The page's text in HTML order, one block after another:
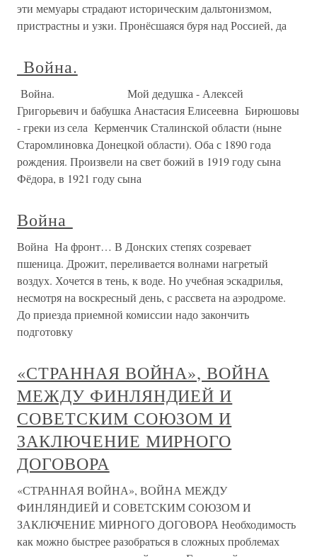
эти мемуары страдают историческим дальтонизмом,
пристрастны и узки. Пронёсшаяся буря над Россией, да
Война.
Война. Мой дедушка - Алексей
Григорьевич и бабушка Анастасия Елисеевна Бирюшовы
- греки из села Керменчик Сталинской области (ныне
Старомлиновка Донецкой области). Оба с 1890 года
рождения. Произвели на свет божий в 1919 году сына
Фёдора, в 1921 году сына
Война
Война На фронт… В Донских степях созревает
пшеница. Дрожит, переливается волнами нагретый
воздух. Хочется в тень, к воде. Но учебная эскадрилья,
несмотря на воскресный день, с рассвета на аэродроме.
До приезда приемной комиссии надо закончить
подготовку
«СТРАННАЯ ВОЙНА», ВОЙНА
МЕЖДУ ФИНЛЯНДИЕЙ И
СОВЕТСКИМ СОЮЗОМ И
ЗАКЛЮЧЕНИЕ МИРНОГО
ДОГОВОРА
«СТРАННАЯ ВОЙНА», ВОЙНА МЕЖДУ
ФИНЛЯНДИЕЙ И СОВЕТСКИМ СОЮЗОМ И
ЗАКЛЮЧЕНИЕ МИРНОГО ДОГОВОРА Необходимость
как можно быстрее разобраться в сложных проблемах